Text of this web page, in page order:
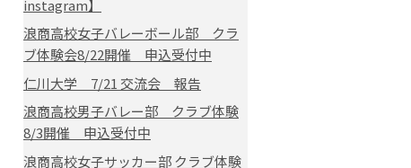
instagram】
浪商高校女子バレーボール部 クラ
ブ体験会8/22開催 申込受付中
仁川大学 7/21 交流会 報告
浪商高校男子バレー部 クラブ体験
8/3開催 申込受付中
浪商高校女子サッカー部 クラブ体験